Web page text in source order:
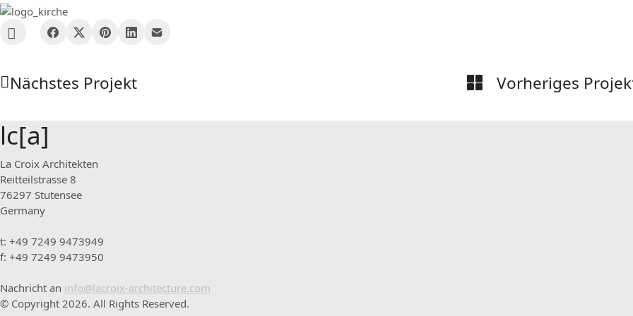
Vorheriges
Nächstes Projekt
lc[a]
La Croix Architekten
Reitteilstrasse 8
76297 Stutensee
Germany
t: +49 7249 9473949
f: +49 7249 9473950
Nachricht an info@lacroix-architecture.com
© Copyright 2026. All Rights Reserved.